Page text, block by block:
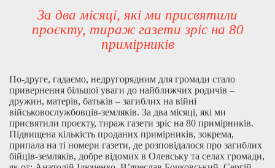
За два місяці, які ми присвятили
проєкту, тираж газети зріс на 80
примірників
По-друге, гадаємо, недругорядним для громади стало
привернення більшої уваги до найближчих родичів –
дружин, матерів, батьків – загиблих на війні
військовослужбовців-земляків. За два місяці, які ми
присвятили проєкту, тираж газети зріс на 80 примірників.
Підвищена кількість проданих примірників, зокрема,
припала на ті номери газети, де розповідалося про загиблих
бійців-земляків, добре відомих в Олевську та селах громади,